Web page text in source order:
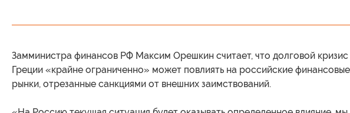
Замминистра финансов РФ Максим Орешкин считает, что долговой кризис
Греции «крайне ограниченно» может повлиять на российские финансовые
рынки, отрезанные санкциями от внешних заимствований.